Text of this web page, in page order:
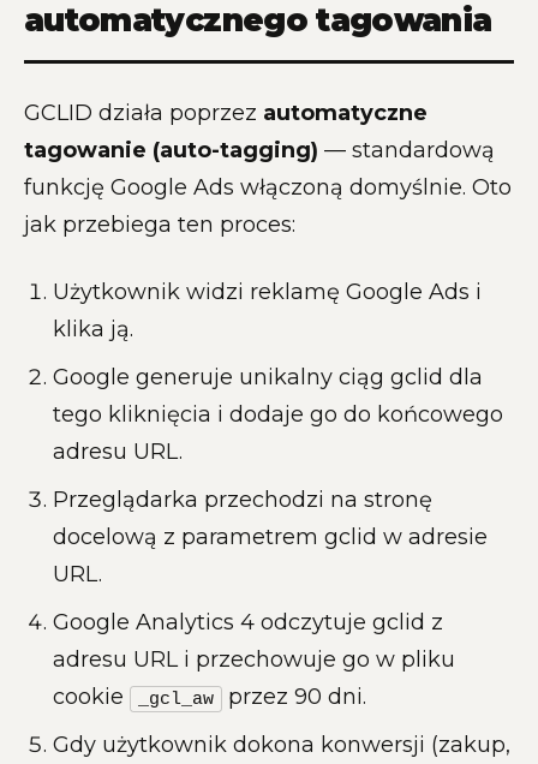
automatycznego tagowania
GCLID działa poprzez automatyczne
tagowanie (auto-tagging) — standardową
funkcję Google Ads włączoną domyślnie. Oto
jak przebiega ten proces:
Użytkownik widzi reklamę Google Ads i
klika ją.
Google generuje unikalny ciąg gclid dla
tego kliknięcia i dodaje go do końcowego
adresu URL.
Przeglądarka przechodzi na stronę
docelową z parametrem gclid w adresie
URL.
Google Analytics 4 odczytuje gclid z
adresu URL i przechowuje go w pliku
cookie
_gcl_aw
przez 90 dni.
Gdy użytkownik dokona konwersji (zakup,